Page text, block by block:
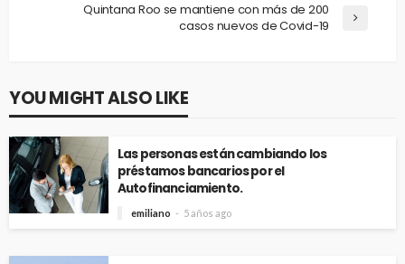
Quintana Roo se mantiene con más de 200
casos nuevos de Covid-19
YOU MIGHT ALSO LIKE
Las personas están cambiando los
préstamos bancarios por el
Autofinanciamiento.
emiliano 5 años ago